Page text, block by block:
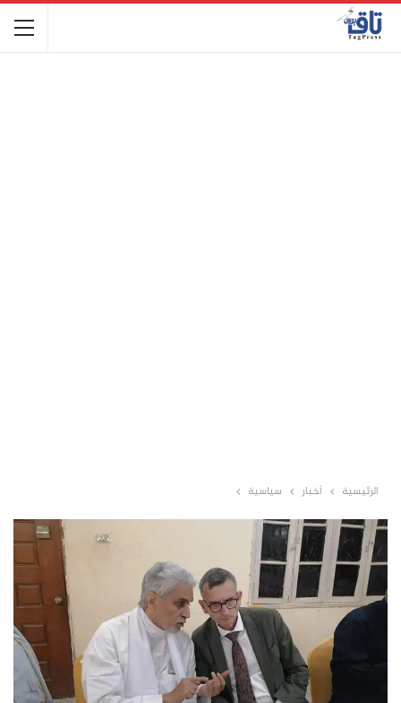
الرئيسية أخبار سياسية